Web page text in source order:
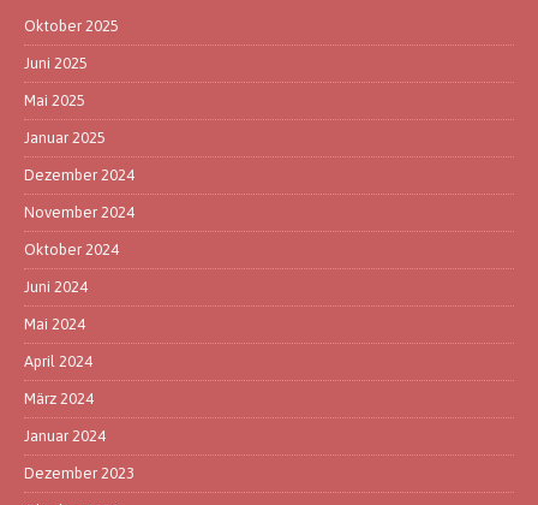
Oktober 2025
Juni 2025
Mai 2025
Januar 2025
Dezember 2024
November 2024
Oktober 2024
Juni 2024
Mai 2024
April 2024
März 2024
Januar 2024
Dezember 2023